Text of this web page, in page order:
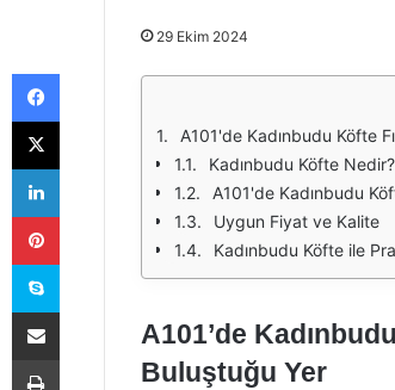
29 Ekim 2024
A101'de Kadınbudu Köfte
Kadınbudu Köfte Nedir?
A101'de Kadınbudu
Uygun Fiyat ve Kalite
Kadınbudu Köfte ile
A101’de
Buluştuğu Yer
Facebook
X
LinkedIn
Pinterest
Skype
E-Posta ile paylaş